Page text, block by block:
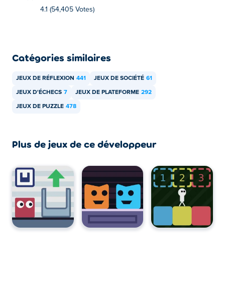
4.1 (54,405 Votes)
Catégories similaires
JEUX DE RÉFLEXION 441 JEUX DE SOCIÉTÉ 61
JEUX D'ÉCHECS 7 JEUX DE PLATEFORME 292
JEUX DE PUZZLE 478
Plus de jeux de ce développeur